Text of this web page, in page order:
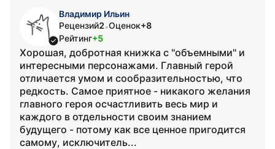
Владимир Ильин
Рецензий2•Оценок+8
Рейтинг+5
Хорошая, добротная книжка с "объемными" и
интересными персонажами. Главный герой
отличается умом и сообразительностью, что
редкость. Самое приятное - никакого желания
главного героя осчастливить весь мир и
каждого в отдельности своим знанием
будущего - потому как все ценное пригодится
самому, исключитель...